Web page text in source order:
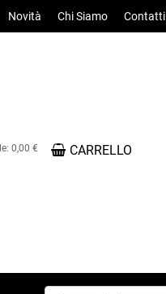
Novità Chi Siamo Contatti
0,00 € CARRELLO